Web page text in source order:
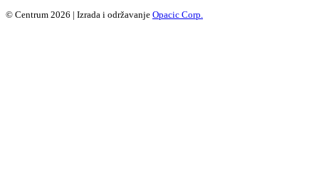
© Centrum 2026 | Izrada i održavanje Opacic Corp.